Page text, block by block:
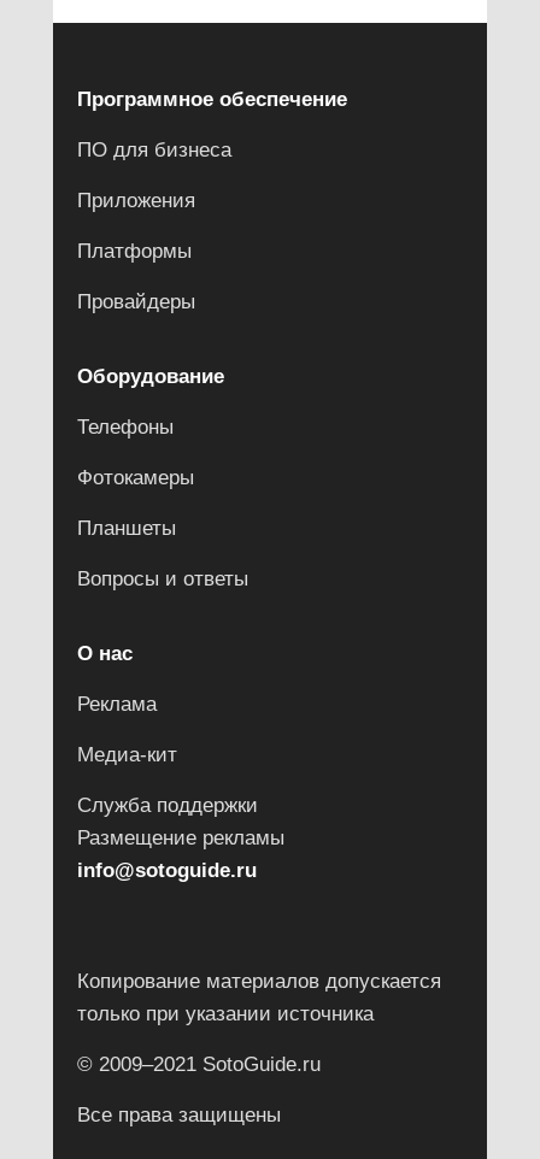
Программное обеспечение
ПО для бизнеса
Приложения
Платформы
Провайдеры
Оборудование
Телефоны
Фотокамеры
Планшеты
Вопросы и ответы
О нас
Реклама
Медиа-кит
Служба поддержки
Размещение рекламы
info@sotoguide.ru
Копирование материалов допускается
только при указании источника
© 2009–2021 SotoGuide.ru
Все права защищены